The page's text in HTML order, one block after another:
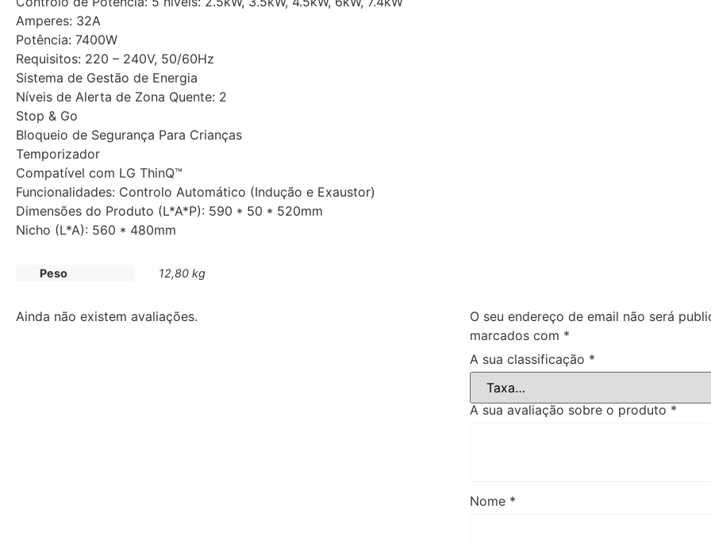
Amperes: 32A
Potência: 7400W
Requisitos: 220 – 240V, 50/60Hz
Sistema de Gestão de Energia
Níveis de Alerta de Zona Quente: 2
Stop & Go
Bloqueio de Segurança Para Crianças
Temporizador
Compatível com LG ThinQ™
Funcionalidades: Controlo Automático (Indução e Exaustor)
Dimensões do Produto (L*A*P): 590 * 50 * 520mm
Nicho (L*A): 560 * 480mm
Peso 12,80 kg
Ainda não existem avaliações.
O seu endereço de email não será
marcados com *
A sua classificação *
A sua avaliação sobre o produto *
Nome *